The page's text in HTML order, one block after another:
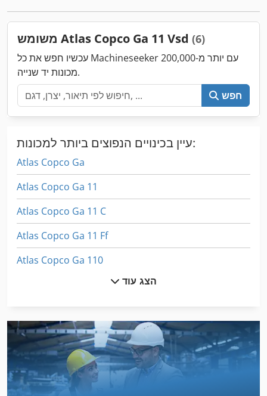
משומש Atlas Copco Ga 11 Vsd (6)
עכשיו חפש את כל Machineseeker עם יותר מ-200,000
מכונות יד שנייה.
חפש
עיין בכינויים הנפוצים ביותר למכונות:
Atlas Copco Ga
Atlas Copco Ga 11
Atlas Copco Ga 11 C
Atlas Copco Ga 11 Ff
Atlas Copco Ga 110
Atlas Copco Ga 15
Atlas Copco Ga 15 Ff
Atlas Copco Ga 160
הצג עוד